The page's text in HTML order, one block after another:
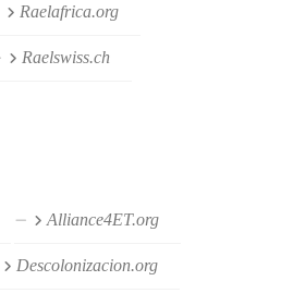
Raelafrica.org
Raelswiss.ch
Alliance4ET.org
Descolonizacion.org